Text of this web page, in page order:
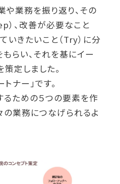
や業務を振り返り、その
）、改善が必要なこと
いきたいこと（Try）に分
らい、それを基にイー
定しました。
ナー」です。
るための５つの要素を作
の業務につなげられるよ